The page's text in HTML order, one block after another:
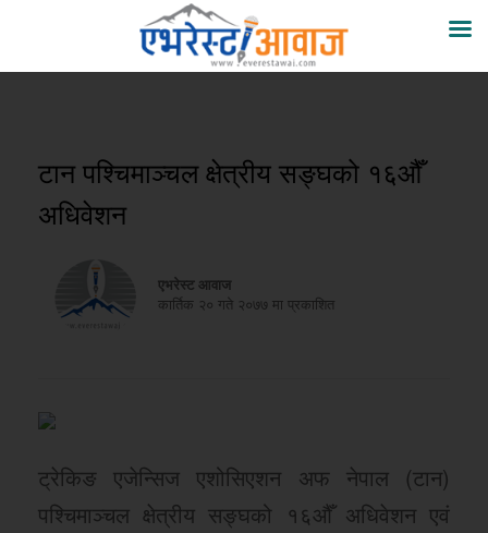
टान पश्चिमाञ्चल क्षेत्रीय सङ्घको १६औँ
अधिवेशन
एभरेस्ट आवाज
कार्तिक २० गते २०७७ मा प्रकाशित
ट्रेकिङ एजेन्सिज एशोसिएशन अफ नेपाल (टान)
पश्चिमाञ्चल क्षेत्रीय सङ्घको १६औँ अधिवेशन एवं